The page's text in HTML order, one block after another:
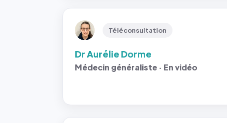
Téléconsultation
Dr Aurélie Dorme
Médecin généraliste · En vidéo